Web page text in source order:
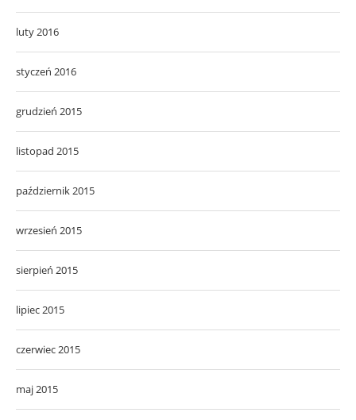
luty 2016
styczeń 2016
grudzień 2015
listopad 2015
październik 2015
wrzesień 2015
sierpień 2015
lipiec 2015
czerwiec 2015
maj 2015